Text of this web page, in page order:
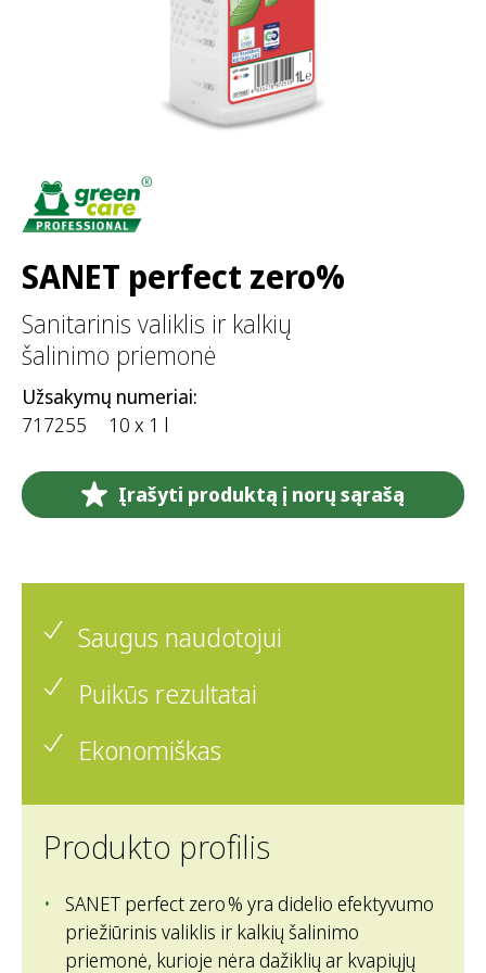
SANET perfect zero%
Sanitarinis valiklis ir kalkių
šalinimo priemonė
Užsakymų numeriai:
717255
10 x 1 l
Įrašyti produktą į norų sąrašą
Saugus naudotojui
Puikūs rezultatai
Ekonomiškas
Produkto profilis
SANET perfect zero % yra didelio efektyvumo
priežiūrinis valiklis ir kalkių šalinimo
priemonė, kurioje nėra dažiklių ar kvapiųjų